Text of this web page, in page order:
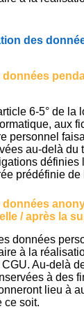
des
6-5° de la
aux
personnel
au-delà du
prédéfinie
/ après la
données
à la
Au-delà
à des
lieu à
ce soit.